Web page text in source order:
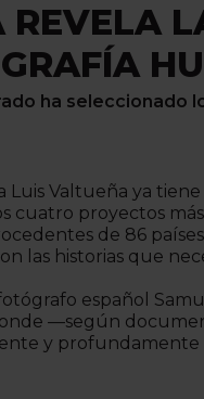
REVELA
ha seleccionado
Valtueña ya
cuatro proyectos
de 86
las historias que
español
—según
y profundamente